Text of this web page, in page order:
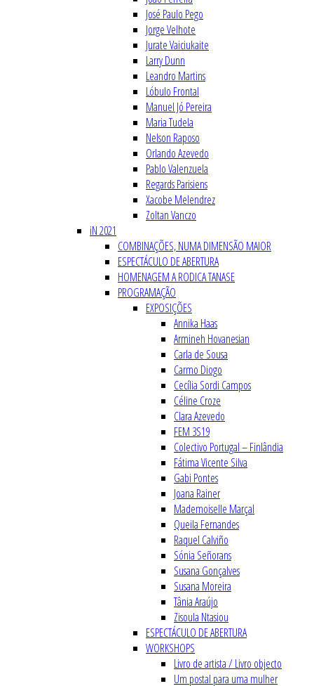
José Paulo Pego
Jorge Velhote
Jurate Vaiciukaite
Larry Dunn
Leandro Martins
Lóbulo Frontal
Manuel Jó Pereira
Maria Tudela
Nelson Raposo
Orlando Azevedo
Pablo Valenzuela
Regards Parisiens
Xacobe Melendrez
Zoltan Vanczo
iN 2021
COMBINAÇÕES, NUMA DIMENSÃO MAIOR
ESPECTÁCULO DE ABERTURA
HOMENAGEM A RODICA TANASE
PROGRAMAÇÃO
EXPOSIÇÕES
Annika Haas
Armineh Hovanesian
Carla de Sousa
Carmo Diogo
Cecília Sordi Campos
Céline Croze
Clara Azevedo
FEM 3S19
Colectivo Portugal – Finlândia
Fátima Vicente Silva
Gabi Pontes
Joana Rainer
Mademoiselle Marçal
Queila Fernandes
Raquel Calviño
Sónia Señorans
Susana Gonçalves
Susana Moreira
Tânia Araújo
Zisoula Ntasiou
ESPECTÁCULO DE ABERTURA
WORKSHOPS
Livro de artista / Livro objecto
Um postal para uma mulher